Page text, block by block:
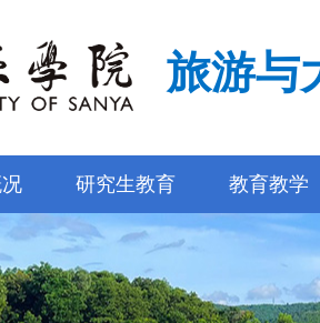
旅游与
研究生教育 教育教学